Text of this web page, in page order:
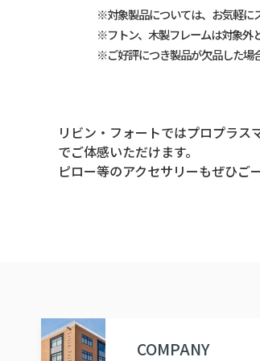
※対象製品については、お気軽に
※フトン、木製フレームは対象外
※ご好評につき製品が欠品した場
リビン・フォートではプロプラ
でご体感いただけます。
ピロー等のアクセサリーもぜひご
COMPANY